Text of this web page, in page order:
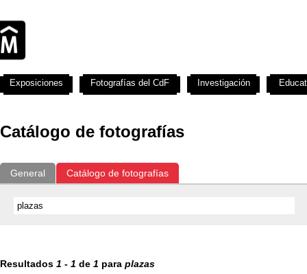
Catálogo de fotografías
General Catálogo de fotografías
Resultados 1 - 1 de 1 para plazas
Exposiciones Fotografías del CdF Investigación